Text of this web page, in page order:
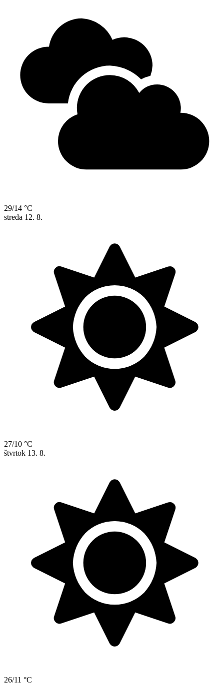
29/14 °C
streda 12. 8.
27/10 °C
štvrtok 13. 8.
26/11 °C